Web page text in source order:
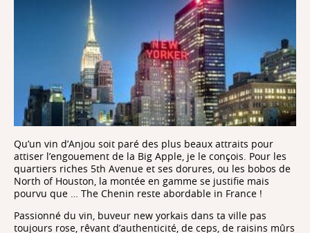
Qu’un vin d’Anjou soit paré des plus beaux attraits pour
attiser l’engouement de la Big Apple, je le conçois. Pour les
quartiers riches 5th Avenue et ses dorures, ou les bobos de
North of Houston, la montée en gamme se justifie mais
pourvu que … The Chenin reste abordable in France !
Passionné du vin, buveur new yorkais dans ta ville pas
toujours rose, rêvant d’authenticité, de ceps, de raisins mûrs